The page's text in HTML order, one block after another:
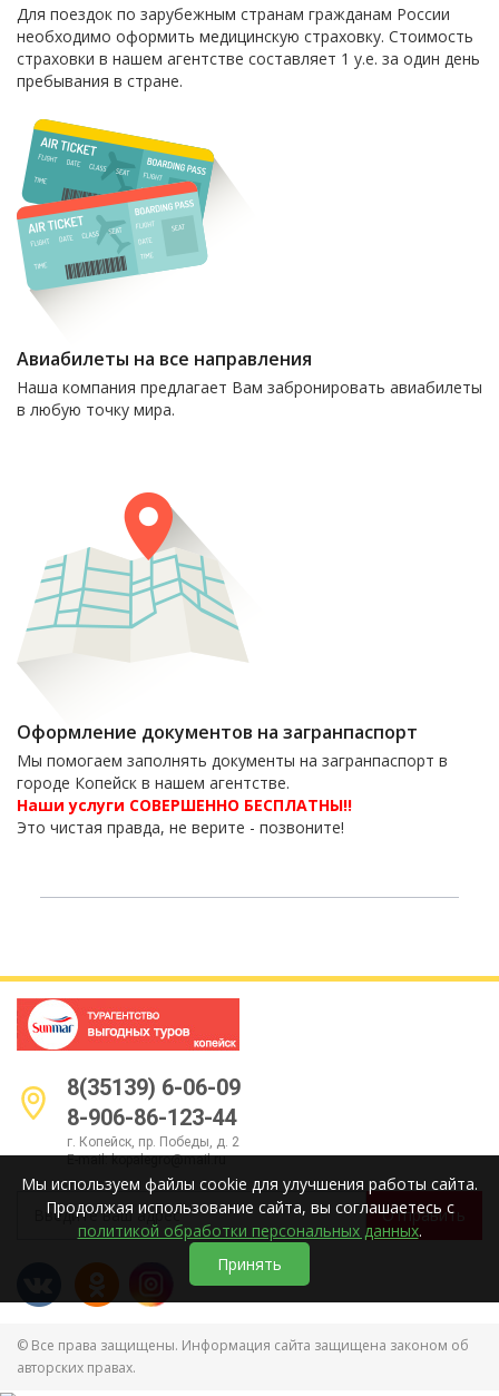
Для поездок по зарубежным странам гражданам России
необходимо оформить медицинскую страховку. Стоимость
страховки в нашем агентстве составляет 1 у.е. за один день
пребывания в стране.
Авиабилеты на все направления
Наша компания предлагает Вам забронировать авиабилеты
в любую точку мира.
Оформление документов на загранпаспорт
Мы помогаем заполнять документы на загранпаспорт в
городе Копейск в нашем агентстве.
Наши услуги СОВЕРШЕННО БЕСПЛАТНЫ!!
Это чистая правда, не верите - позвоните!
8(35139) 6-06-09
8-906-86-123-44
г. Копейск, пр. Победы, д. 2
E-mail:kopalegro@mail.ru
Отправить
© Все права защищены. Информация сайта защищена законом об
авторских правах.
Мы используем файлы cookie для улучшения работы сайта.
Продолжая использование сайта, вы соглашаетесь с
политикой обработки персональных данных.
Принять